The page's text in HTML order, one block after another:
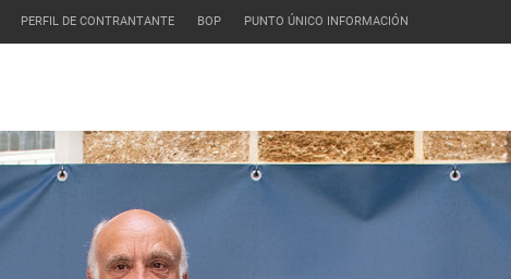
PERFIL DE CONTRANTANTE BOP PUNTO ÚNICO INFORMACIÓN